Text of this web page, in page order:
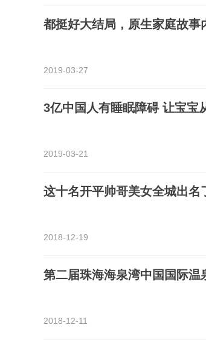
都挺好大结局，原生家庭故事
2019-03-27
3亿中国人有睡眠障碍 让宝宝
2019-03-21
这十名开平帅哥美女全城出名
2018-12-19
第二届珠海海泉湾中国国际温
2018-12-11